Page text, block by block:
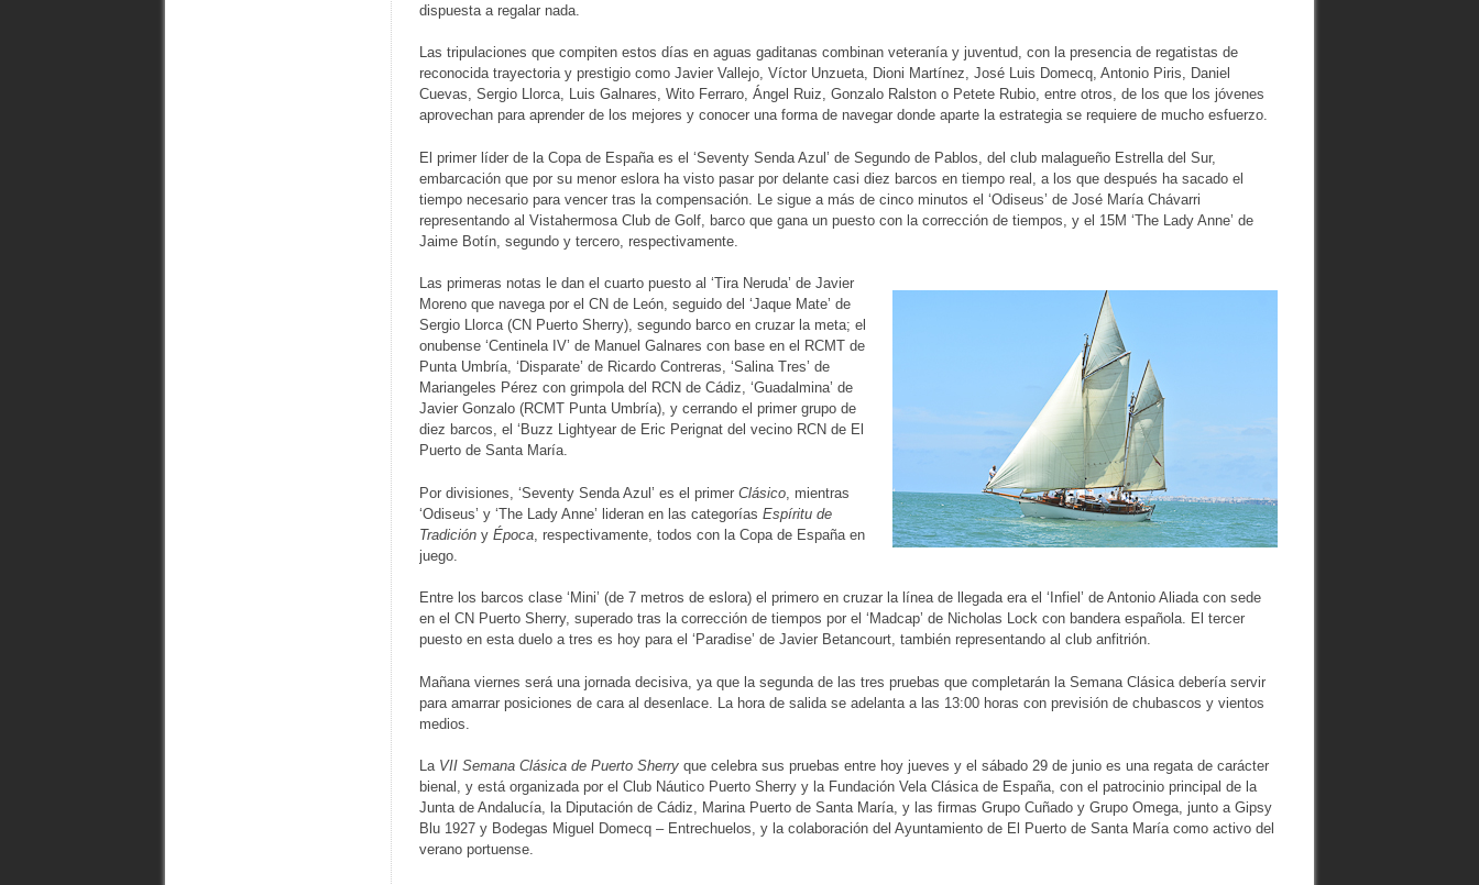
dispuesta a regalar nada.
Las tripulaciones que compiten estos días en aguas gaditanas combinan veteranía y juventud, con la presencia de regatistas de
reconocida trayectoria y prestigio como Javier Vallejo, Víctor Unzueta, Dioni Martínez, José Luis Domecq, Antonio Piris, Daniel
Cuevas, Sergio Llorca, Luis Galnares, Wito Ferraro, Ángel Ruiz, Gonzalo Ralston o Petete Rubio, entre otros, de los que los jóvenes
aprovechan para aprender de los mejores y conocer una forma de navegar donde aparte la estrategia se requiere de mucho esfuerzo.
El primer líder de la Copa de España es el ‘Seventy Senda Azul’ de Segundo de Pablos, del club malagueño Estrella del Sur,
embarcación que por su menor eslora ha visto pasar por delante casi diez barcos en tiempo real, a los que después ha sacado el
tiempo necesario para vencer tras la compensación. Le sigue a más de cinco minutos el ‘Odiseus’ de José María Chávarri
representando al Vistahermosa Club de Golf, barco que gana un puesto con la corrección de tiempos, y el 15M ‘The Lady Anne’ de
Jaime Botín, segundo y tercero, respectivamente.
Las primeras notas le dan el cuarto puesto al ‘Tira Neruda’ de Javier
Moreno que navega por el CN de León, seguido del ‘Jaque Mate’ de
Sergio Llorca (CN Puerto Sherry), segundo barco en cruzar la meta; el
onubense ‘Centinela IV’ de Manuel Galnares con base en el RCMT de
Punta Umbría, ‘Disparate’ de Ricardo Contreras, ‘Salina Tres’ de
Mariangeles Pérez con grimpola del RCN de Cádiz, ‘Guadalmina’ de
Javier Gonzalo (RCMT Punta Umbría), y cerrando el primer grupo de
diez barcos, el ‘Buzz Lightyear de Eric Perignat del vecino RCN de El
Puerto de Santa María.
Por divisiones, ‘Seventy Senda Azul’ es el primer Clásico , mientras
‘Odiseus’ y ‘The Lady Anne’ lideran en las categorías Espíritu de
Tradición y Época , respectivamente, todos con la Copa de España en
juego.
Entre los barcos clase ‘Mini’ (de 7 metros de eslora) el primero en cruzar la línea de llegada era el ‘Infiel’ de Antonio Aliada con sede
en el CN Puerto Sherry, superado tras la corrección de tiempos por el ‘Madcap’ de Nicholas Lock con bandera española. El tercer
puesto en esta duelo a tres es hoy para el ‘Paradise’ de Javier Betancourt, también representando al club anfitrión.
Mañana viernes será una jornada decisiva, ya que la segunda de las tres pruebas que completarán la Semana Clásica debería servir
para amarrar posiciones de cara al desenlace. La hora de salida se adelanta a las 13:00 horas con previsión de chubascos y vientos
medios.
La VII Semana Clásica de Puerto Sherry que celebra sus pruebas entre hoy jueves y el sábado 29 de junio es una regata de carácter
bienal, y está organizada por el Club Náutico Puerto Sherry y la Fundación Vela Clásica de España, con el patrocinio principal de la
Junta de Andalucía, la Diputación de Cádiz, Marina Puerto de Santa María, y las firmas Grupo Cuñado y Grupo Omega, junto a Gipsy
Blu 1927 y Bodegas Miguel Domecq – Entrechuelos, y la colaboración del Ayuntamiento de El Puerto de Santa María como activo del
verano portuense.